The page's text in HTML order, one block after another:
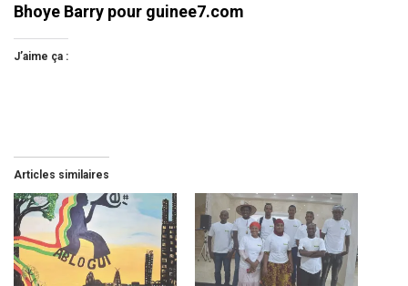
Bhoye Barry pour guinee7.com
J’aime ça :
Articles similaires